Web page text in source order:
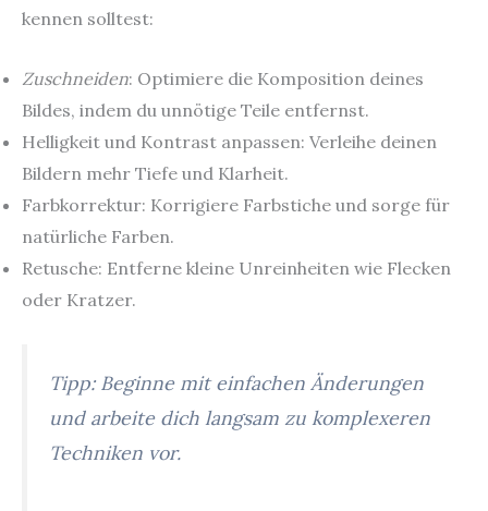
kennen solltest:
Zuschneiden: Optimiere die Komposition deines
Bildes, indem du unnötige Teile entfernst.
Helligkeit und Kontrast anpassen: Verleihe deinen
Bildern mehr Tiefe und Klarheit.
Farbkorrektur: Korrigiere Farbstiche und sorge für
natürliche Farben.
Retusche: Entferne kleine Unreinheiten wie Flecken
oder Kratzer.
Tipp: Beginne mit einfachen Änderungen
und arbeite dich langsam zu komplexeren
Techniken vor.